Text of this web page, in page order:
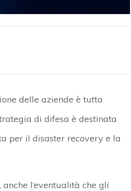
delle aziende è tutta
di difesa è destinata
per il disaster recovery e la
l’eventualità che gli